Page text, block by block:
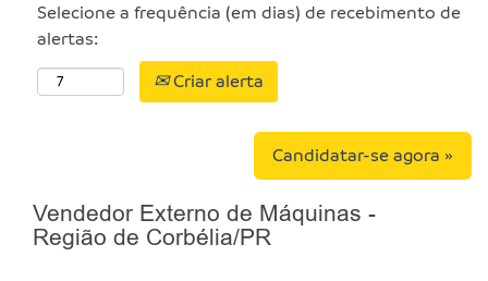
Selecione a frequência (em dias) de recebimento de
alertas:
Criar alerta
Candidatar-se agora »
Vendedor Externo de Máquinas -
Região de Corbélia/PR